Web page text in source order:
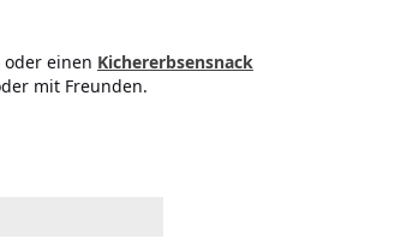
oder einen Kichererbsensnack
mit Freunden.